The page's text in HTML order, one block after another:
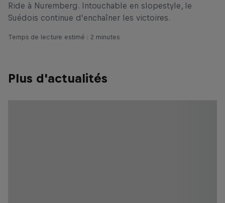
Ride à Nuremberg. Intouchable en slopestyle, le
Suédois continue d’enchaîner les victoires.
Temps de lecture estimé : 2 minutes
Plus d'actualités